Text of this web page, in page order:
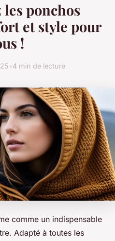
les ponchos
et style pour
!
•4 min de lecture
comme un indispensable
Adapté à toutes les